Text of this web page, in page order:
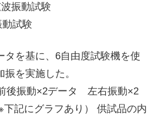
振動試験
動試験
タを基に、6自由度試験機を使
を実施した。
後振動×2データ 左右振動×2
記にグラフあり） 供試品の内